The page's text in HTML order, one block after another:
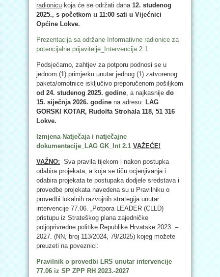
radionicu koja će se održati dana 12. studenog
2025., s početkom u 11:00 sati u Vijećnici
Općine Lokve.
Prezentacija sa održane Informativne radionice za
potencijalne prijavitelje_Intervencija 2.1
Podsjećamo, zahtjev za potporu podnosi se u
jednom (1) primjerku unutar jednog (1) zatvorenog
paketa/omotnice isključivo preporučenom pošiljkom
od 24. studenog 2025. godine, a najkasnije do
15. siječnja 2026. godine na adresu: LAG
GORSKI KOTAR, Rudolfa Strohala 118, 51 316
Lokve.
Izmjena Natječaja i natječajne
dokumentacije_LAG GK_Int 2.1 VAŽEĆE!
VAŽNO: Sva pravila tijekom i nakon postupka
odabira projekata, a koja se tiču ocjenjivanja i
odabira projekata te postupaka dodjele sredstava i
provedbe projekata navedena su u Pravilniku o
provedbi lokalnih razvojnih strategija unutar
intervencije 77.06. „Potpora LEADER (CLLD)
pristupu iz Strateškog plana zajedničke
poljoprivredne politike Republike Hrvatske 2023. –
2027. (NN, broj 113/2024, 79/2025) kojeg možete
preuzeti na poveznici:
Pravilnik o provedbi LRS unutar intervencije
77.06 iz SP ZPP RH 2023.-2027